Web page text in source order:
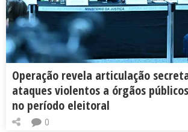
Operação revela articulação
ataques violentos a órgãos
no período eleitoral
0